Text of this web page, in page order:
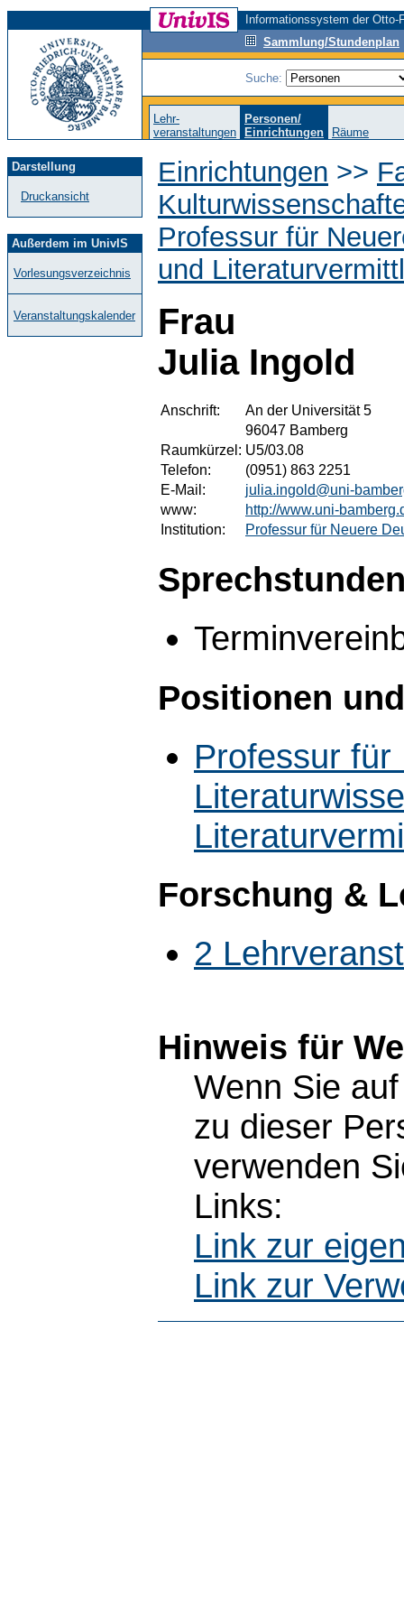
Informationssystem der
Sammlung/Stundenplan
Suche:
Lehr-
veranstaltungen
Personen/
Einrichtungen
Räume
Darstellung
Druckansicht
Außerdem im UnivIS
Vorlesungsverzeichnis
Veranstaltungskalender
Einrichtungen >>
Professur für
und
Frau
Julia Ingold
Anschrift:
An der Universität 5
96047 Bamberg
Raumkürzel: U5/03.08
Telefon:
(0951) 863 2251
E-Mail:
julia.ingold@uni-
www:
http://www.uni-
Institution:
Professur für Neuere
Positionen
Professur für
Forschung &
2
Hinweis für
Wenn Sie
zu dieser
verwenden
Links:
Link zur
Link zur